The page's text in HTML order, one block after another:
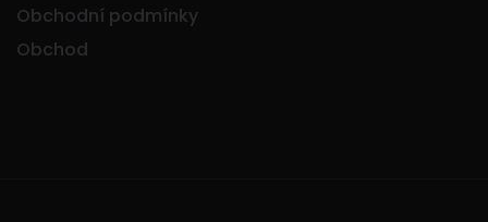
Obchodní podmínky
Obchod